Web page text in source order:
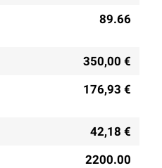
89.66
350,00 €
176,93 €
42,18 €
2200.00